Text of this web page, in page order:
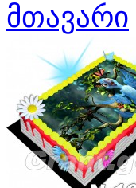
მთავარი